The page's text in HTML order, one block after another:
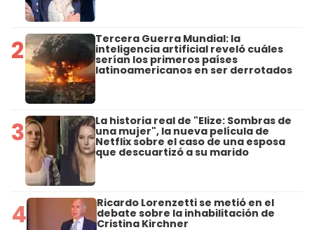
2 Tercera Guerra Mundial: la
inteligencia artificial reveló cuáles
serían los primeros países
latinoamericanos en ser derrotados
3 La historia real de "Elize: Sombras de
una mujer", la nueva película de
Netflix sobre el caso de una esposa
que descuartizó a su marido
4 Ricardo Lorenzetti se metió en el
debate sobre la inhabilitación de
Cristina Kirchner